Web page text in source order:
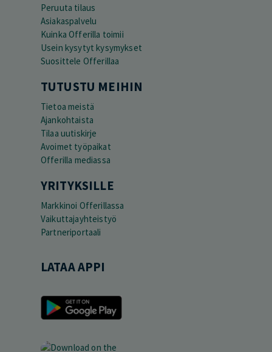
Peruuta tilaus
Asiakaspalvelu
Kuinka Offerilla toimii
Usein kysytyt kysymykset
Suosittele Offerillaa
TUTUSTU MEIHIN
Tietoa meistä
Ajankohtaista
Tilaa uutiskirje
Avoimet työpaikat
Offerilla mediassa
YRITYKSILLE
Markkinoi Offerillassa
Vaikuttajayhteistyö
Partneriportaali
LATAA APPI